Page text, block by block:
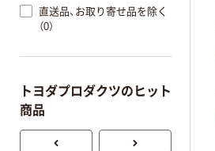
直送品、お取り寄せ品を除く
（0）
トヨダプロダクツのヒット
商品